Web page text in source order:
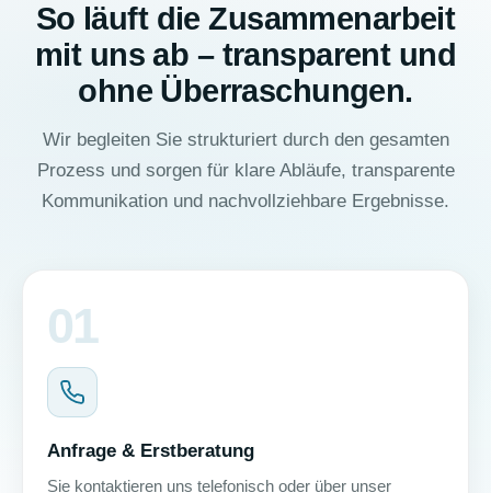
So läuft die Zusammenarbeit
mit uns ab – transparent und
ohne Überraschungen.
Wir begleiten Sie strukturiert durch den gesamten
Prozess und sorgen für klare Abläufe, transparente
Kommunikation und nachvollziehbare Ergebnisse.
01
Anfrage & Erstberatung
Sie kontaktieren uns telefonisch oder über unser